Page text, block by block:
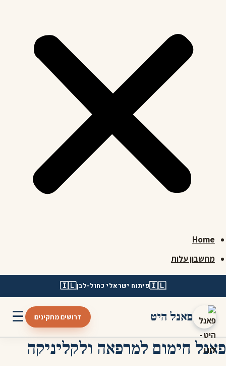
Home
מחשבון עלות
🇮🇱פיתוח ישראלי כחול-לבן🇮🇱
פאנל היט דרושים מתקינים ☰
פאנל חימום למרפאה ולקליניקה